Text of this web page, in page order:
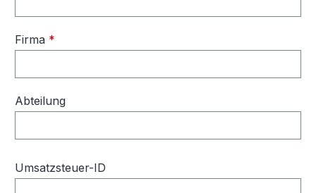
Firma *
Abteilung
Umsatzsteuer-ID